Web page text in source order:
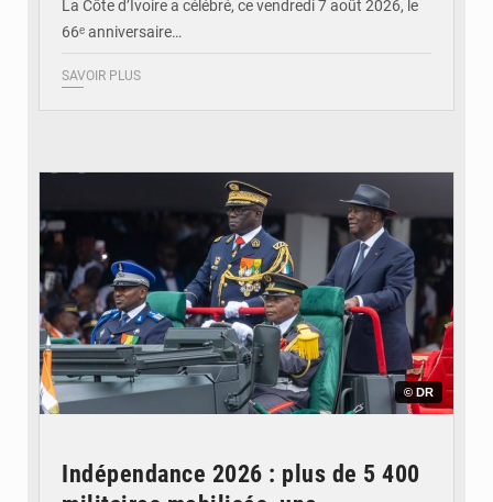
La Côte d’Ivoire a célébré, ce vendredi 7 août 2026, le
66ᵉ anniversaire…
SAVOIR PLUS
© DR
Indépendance 2026 : plus de 5 400